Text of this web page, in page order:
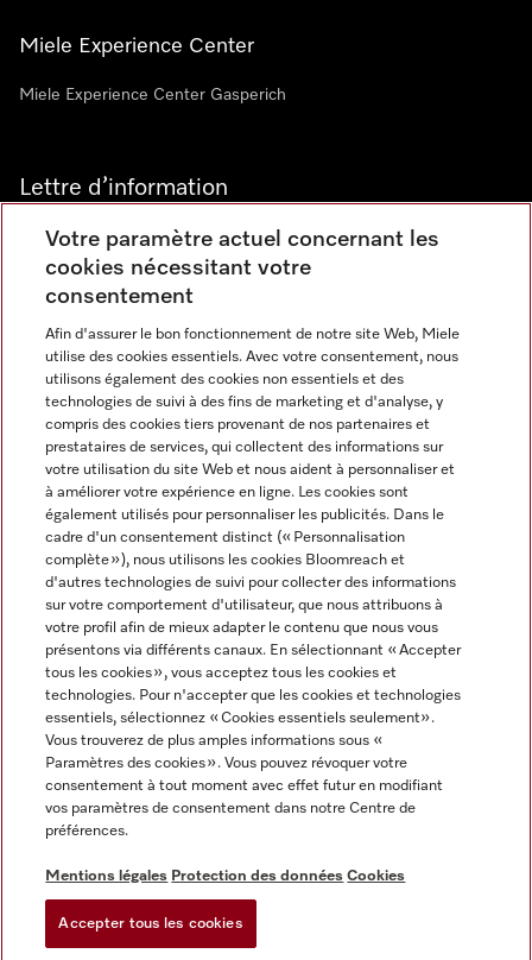
Miele Experience Center
Miele Experience Center Gasperich
Lettre d’information
Langue
FRANCAIS
Informations légales
CGV
Conditions d’utilisation
Déclaration d'accessibilité
Digital Services Act
Miele sur Instagram
Miele sur Youtube
Votre paramètre actuel concernant les
cookies nécessitant votre
consentement
Afin d'assurer le bon fonctionnement de notre site Web, Miele
utilise des cookies essentiels. Avec votre consentement, nous
utilisons également des cookies non essentiels et des
technologies de suivi à des fins de marketing et d'analyse, y
compris des cookies tiers provenant de nos partenaires et
prestataires de services, qui collectent des informations sur
votre utilisation du site Web et nous aident à personnaliser et
à améliorer votre expérience en ligne. Les cookies sont
également utilisés pour personnaliser les publicités. Dans le
cadre d'un consentement distinct (« Personnalisation
complète »), nous utilisons les cookies Bloomreach et
d'autres technologies de suivi pour collecter des informations
sur votre comportement d'utilisateur, que nous attribuons à
votre profil afin de mieux adapter le contenu que nous vous
présentons via différents canaux. En sélectionnant « Accepter
tous les cookies », vous acceptez tous les cookies et
technologies. Pour n'accepter que les cookies et technologies
essentiels, sélectionnez « Cookies essentiels seulement».
Vous trouverez de plus amples informations sous «
Paramètres des cookies ». Vous pouvez révoquer votre
consentement à tout moment avec effet futur en modifiant
vos paramètres de consentement dans notre Centre de
préférences.
Mentions légales Protection des données Cookies
Accepter tous les cookies